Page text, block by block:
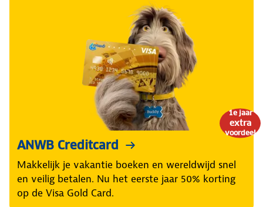
1e jaar
extra
voordeel
ANWB Creditcard
Makkelijk je vakantie boeken en wereldwijd snel
en veilig betalen. Nu het eerste jaar 50% korting
op de Visa Gold Card.